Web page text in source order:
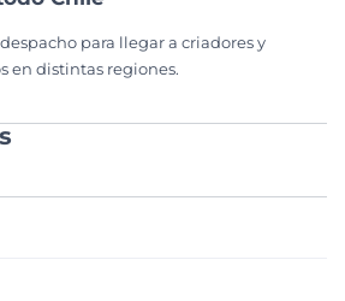
para llegar a criadores y
en distintas regiones.